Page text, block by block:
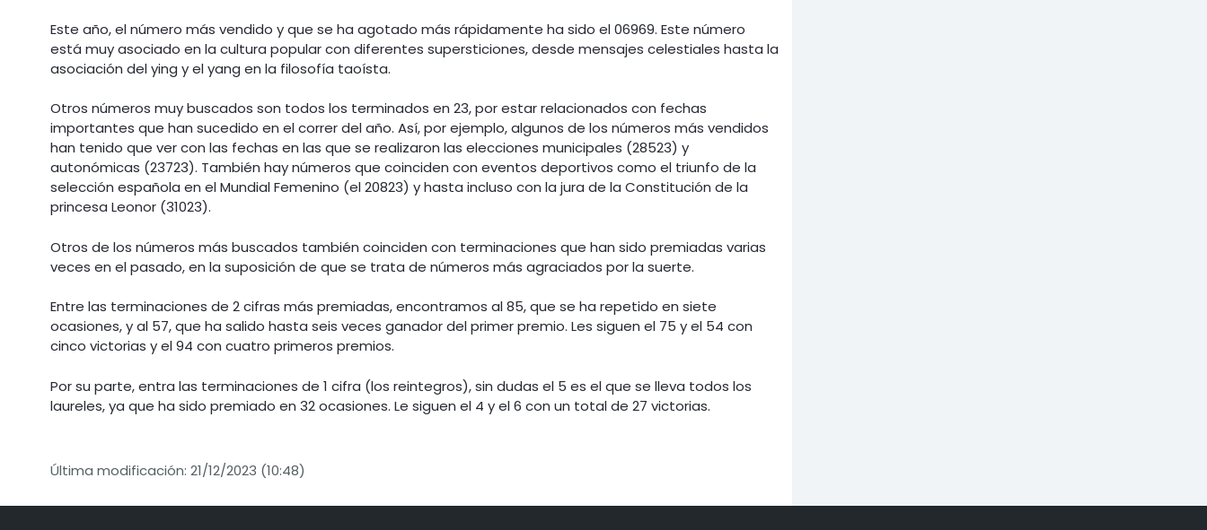
Este año, el número más vendido y que se ha agotado más rápidamente ha sido el 06969. Este número
está muy asociado en la cultura popular con diferentes supersticiones, desde mensajes celestiales hasta la
asociación del ying y el yang en la filosofía taoísta.
Otros números muy buscados son todos los terminados en 23, por estar relacionados con fechas
importantes que han sucedido en el correr del año. Así, por ejemplo, algunos de los números más vendidos
han tenido que ver con las fechas en las que se realizaron las elecciones municipales (28523) y
autonómicas (23723). También hay números que coinciden con eventos deportivos como el triunfo de la
selección española en el Mundial Femenino (el 20823) y hasta incluso con la jura de la Constitución de la
princesa Leonor (31023).
Otros de los números más buscados también coinciden con terminaciones que han sido premiadas varias
veces en el pasado, en la suposición de que se trata de números más agraciados por la suerte.
Entre las terminaciones de 2 cifras más premiadas, encontramos al 85, que se ha repetido en siete
ocasiones, y al 57, que ha salido hasta seis veces ganador del primer premio. Les siguen el 75 y el 54 con
cinco victorias y el 94 con cuatro primeros premios.
Por su parte, entra las terminaciones de 1 cifra (los reintegros), sin dudas el 5 es el que se lleva todos los
laureles, ya que ha sido premiado en 32 ocasiones. Le siguen el 4 y el 6 con un total de 27 victorias.
Última modificación: 21/12/2023 (10:48)